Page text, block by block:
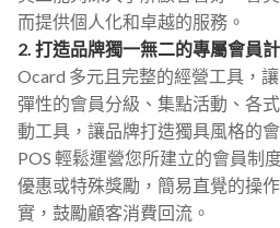
而提供個人化和卓越的服務。
2. 打造品牌獨一無二的專屬會員
Ocard 多元且完整的經營工具，
彈性的會員分級、集點活動、各
動工具，讓品牌打造獨具風格的
POS 輕鬆運營您所建立的會員制
優惠或特殊獎勵，簡易直覺的操
實，鼓勵顧客消費回流。